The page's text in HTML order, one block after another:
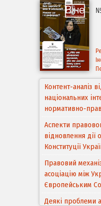
Контент-аналіз
національних
нормативно-
Аспекти
відновлення
Конституції
Правовий
асоціацію між
Європейським
Деякі проблеми